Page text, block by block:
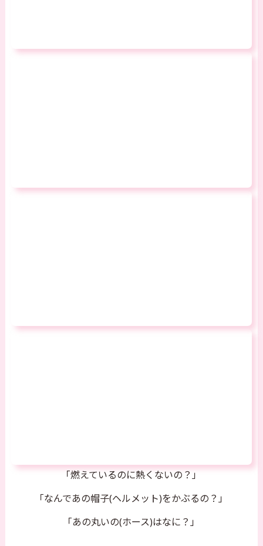
「燃えているのに熱くないの？」
「なんであの帽子(ヘルメット)をかぶるの？」
「あの丸いの(ホース)はなに？」